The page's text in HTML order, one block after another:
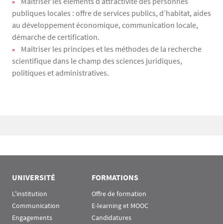
publiques locales : offre de services publics, d’habitat, aides
au développement économique, communication locale,
démarche de certification.
Maitriser les principes et les méthodes de la recherche
scientifique dans le champ des sciences juridiques,
politiques et administratives.
UNIVERSITÉ
L'institution
Communication
Engagements
FORMATIONS
Offre de formation
E-learning et MOOC
Candidatures